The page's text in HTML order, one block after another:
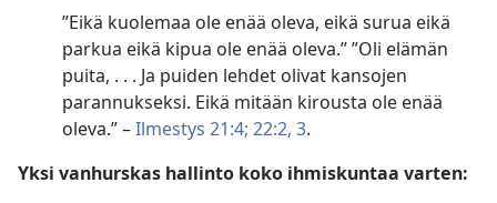
”Eikä kuolemaa ole enää oleva, eikä surua eikä
parkua eikä kipua ole enää oleva.” ”Oli elämän
puita, . . . Ja puiden lehdet olivat kansojen
parannukseksi. Eikä mitään kirousta ole enää
oleva.” –Ilmestys 21:4; 22:2, 3.
Yksi vanhurskas hallinto koko ihmiskuntaa varten: